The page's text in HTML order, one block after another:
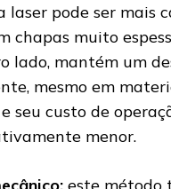
laser pode ser mais
chapas muito
lado, mantém um
mesmo em
e seu custo de
menor.
este método